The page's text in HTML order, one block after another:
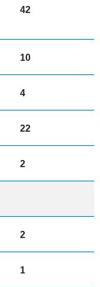
42
10
4
22
2
2
1